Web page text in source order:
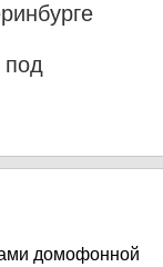
под
домофонной